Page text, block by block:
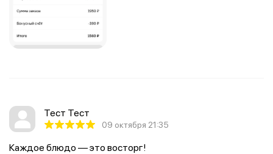
Тест Тест
09 октября 21:35
Каждое блюдо — это восторг!